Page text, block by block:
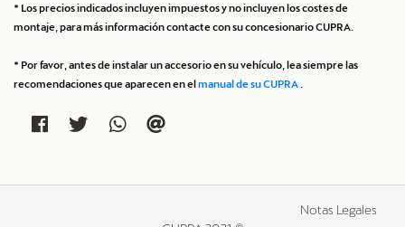
* Los precios indicados incluyen impuestos y no incluyen los costes de
montaje, para más información contacte con su concesionario CUPRA.
* Por favor, antes de instalar un accesorio en su vehículo, lea siempre las
recomendaciones que aparecen en elmanual de su CUPRA
Notas Legales